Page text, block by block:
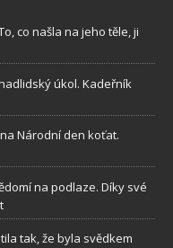
co našla na jeho těle, ji
úkol. Kadeřník
Národní den koťat.
na podlaze. Díky své
tak, že byla svědkem